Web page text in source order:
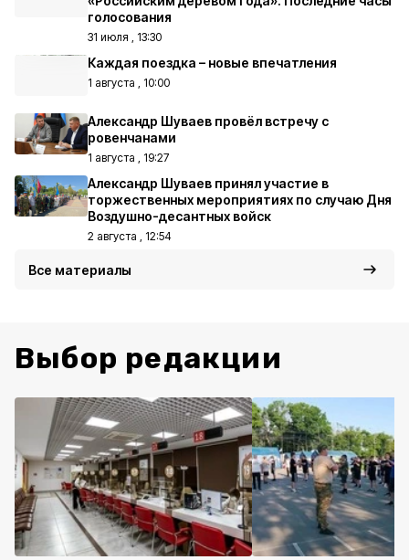
голосования
31 июля , 13:30
Каждая поездка – новые впечатления
1 августа , 10:00
Александр Шуваев провёл встречу с
ровенчанами
1 августа , 19:27
Александр Шуваев принял участие в
торжественных мероприятиях по случаю Дня
Воздушно-десантных войск
2 августа , 12:54
Все материалы
Выбор редакции